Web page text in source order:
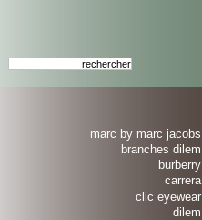
marc by marc jacobs
branches dilem
burberry
carrera
clic eyewear
dilem